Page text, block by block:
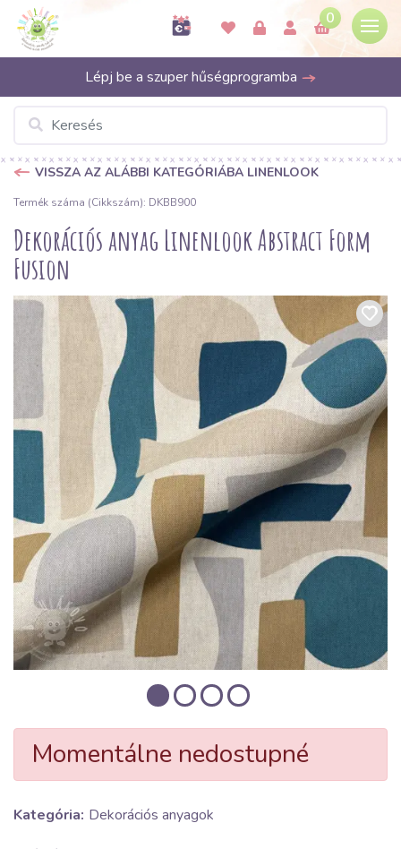
0
Lépj be a szuper hűségprogramba
VISSZA AZ ALÁBBI KATEGÓRIÁBA LINENLOOK
Termék száma (Cikkszám): DKBB900
Dekorációs anyag Linenlook Abstract Form
Fusion
Momentálne nedostupné
Kategória: Dekorációs anyagok